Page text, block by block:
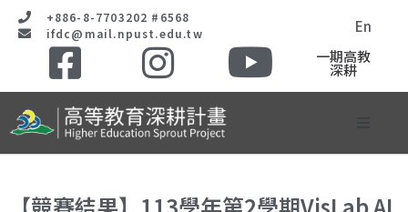
+886-8-7703202 #6568
ifdc@mail.npust.edu.tw
En
一期高教
深耕